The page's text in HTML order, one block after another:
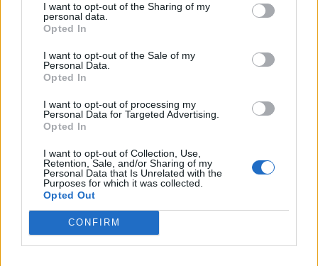
I want to opt-out of the Sharing of my
personal data.
Opted In
I want to opt-out of the Sale of my
Personal Data.
Opted In
I want to opt-out of processing my
Personal Data for Targeted Advertising.
Opted In
I want to opt-out of Collection, Use,
Retention, Sale, and/or Sharing of my
Personal Data that Is Unrelated with the
Purposes for which it was collected.
Opted Out
CONFIRM
открития космос
07.08.2026 / 15:00